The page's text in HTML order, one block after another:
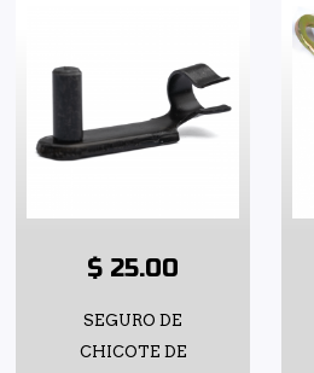
$ 25.00
SEGURO DE
CHICOTE DE